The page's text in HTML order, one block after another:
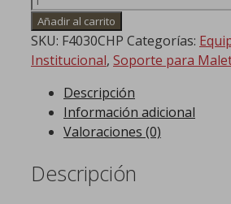
Añadir al carrito
SKU: F4030CHP Categorías:
Institucional, Soporte para
Descripción
Información adicional
Valoraciones (0)
Descripción